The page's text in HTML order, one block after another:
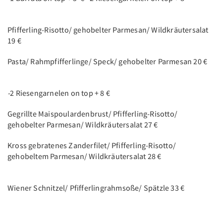
Pfifferling-Risotto/ gehobelter Parmesan/ Wildkräutersalat
19 €
Pasta/ Rahmpfifferlinge/ Speck/ gehobelter Parmesan 20 €
-2 Riesengarnelen on top + 8 €
Gegrillte Maispoulardenbrust/ Pfifferling-Risotto/
gehobelter Parmesan/ Wildkräutersalat 27 €
Kross gebratenes Zanderfilet/ Pfifferling-Risotto/
gehobeltem Parmesan/ Wildkräutersalat 28 €
Wiener Schnitzel/ Pfifferlingrahmsoße/ Spätzle 33 €